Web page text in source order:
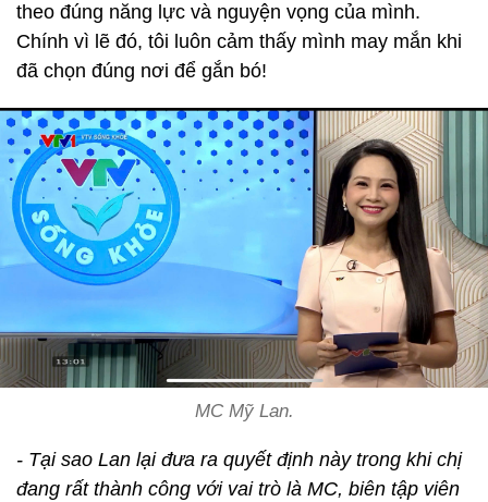
theo đúng năng lực và nguyện vọng của mình.
Chính vì lẽ đó, tôi luôn cảm thấy mình may mắn khi
đã chọn đúng nơi để gắn bó!
MC Mỹ Lan.
- Tại sao Lan lại đưa ra quyết định này trong khi chị
đang rất thành công với vai trò là MC, biên tập viên